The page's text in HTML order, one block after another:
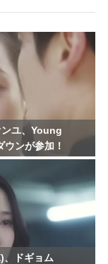
ンユ、Young
ンが参加！
、ドギョム